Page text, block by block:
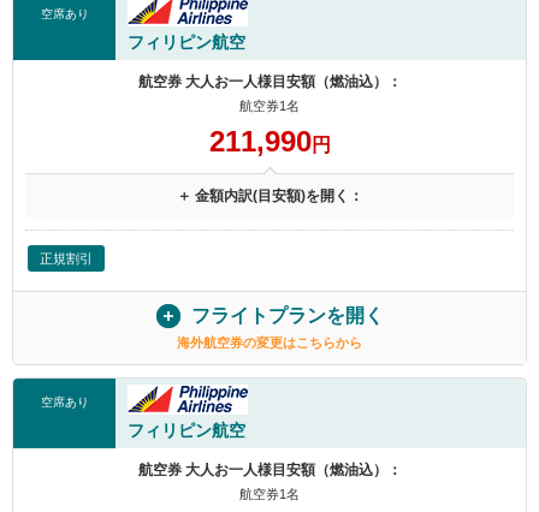
空席あり
フィリピン航空
航空券 大人お一人様目安額（燃油込）：
航空券1名
211,990円
＋ 金額内訳(目安額)を開く：
正規割引
フライトプランを開く
海外航空券の変更はこちらから
空席あり
フィリピン航空
航空券 大人お一人様目安額（燃油込）：
航空券1名